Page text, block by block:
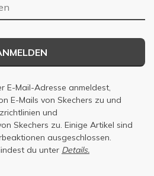
E-Mail-Adresse anmeldest,
E-Mails von Skechers zu und
und
Skechers zu. Einige Artikel sind
ausgeschlossen.
du unter Details.